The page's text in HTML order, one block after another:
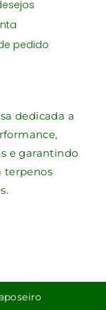
dedicada a
e garantindo
terpenos
pedido